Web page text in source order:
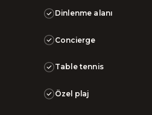
Dinlenme alanı
Concierge
Table tennis
Özel plaj